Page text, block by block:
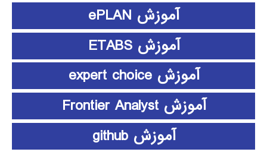
آموزش ePLAN
آموزش ETABS
آموزش expert choice
آموزش Frontier Analyst
آموزش github